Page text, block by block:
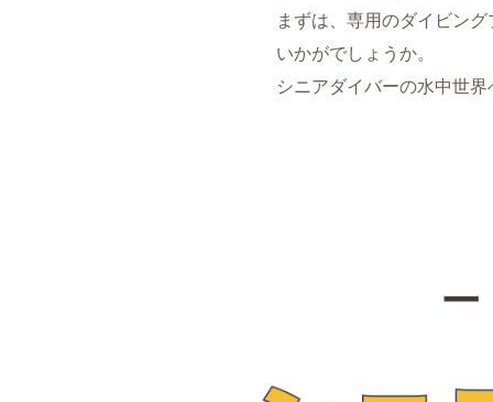
まずは、専用のダイビン
いかがでしょうか。
シニアダイバーの水中世